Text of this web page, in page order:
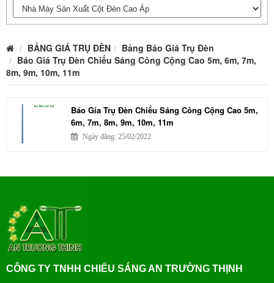
BẢNG GIÁ TRỤ ĐÈN
Bảng Báo Giá Trụ Đèn
Báo Giá Trụ Đèn Chiếu Sáng Công Cộng Cao 5m, 6m, 7m,
8m, 9m, 10m, 11m
Báo Gía Trụ Đèn Chiếu Sáng Công Cộng Cao 5m,
6m, 7m, 8m, 9m, 10m, 11m
Ngày đăng: 25/02/2022
CÔNG TY TNHH CHIẾU SÁNG AN TRƯỜNG THỊNH